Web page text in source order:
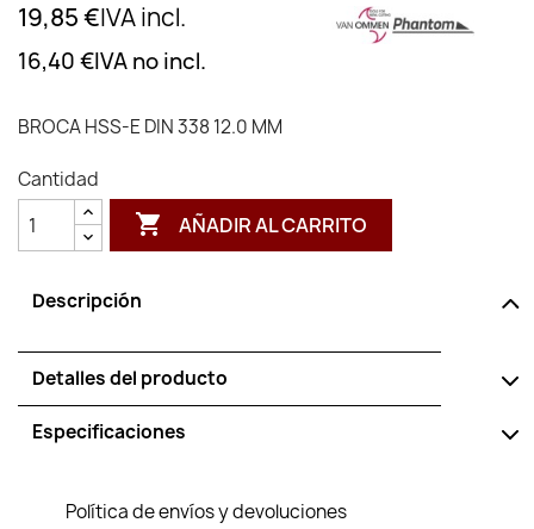
19,85 €IVA incl.
16,40 €IVA no incl.
BROCA HSS-E DIN 338 12.0 MM
Cantidad
 AÑADIR AL CARRITO
Descripción
Detalles del producto
Especificaciones
Política de envíos y devoluciones